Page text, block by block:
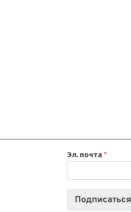
Эл. почта *
Подписаться